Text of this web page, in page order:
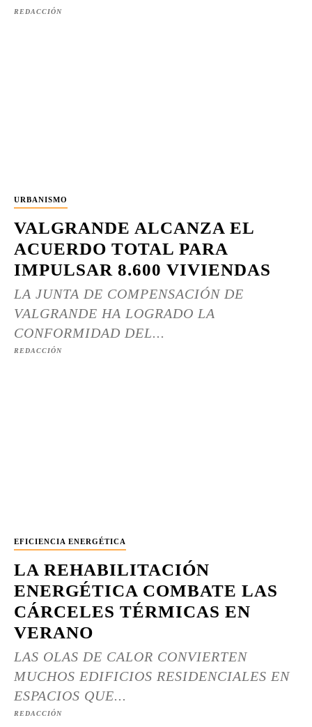
REDACCIÓN
URBANISMO
VALGRANDE ALCANZA EL
ACUERDO TOTAL PARA
IMPULSAR 8.600 VIVIENDAS
LA JUNTA DE COMPENSACIÓN DE
VALGRANDE HA LOGRADO LA
CONFORMIDAD DEL...
REDACCIÓN
EFICIENCIA ENERGÉTICA
LA REHABILITACIÓN
ENERGÉTICA COMBATE LAS
CÁRCELES TÉRMICAS EN
VERANO
LAS OLAS DE CALOR CONVIERTEN
MUCHOS EDIFICIOS RESIDENCIALES EN
ESPACIOS QUE...
REDACCIÓN